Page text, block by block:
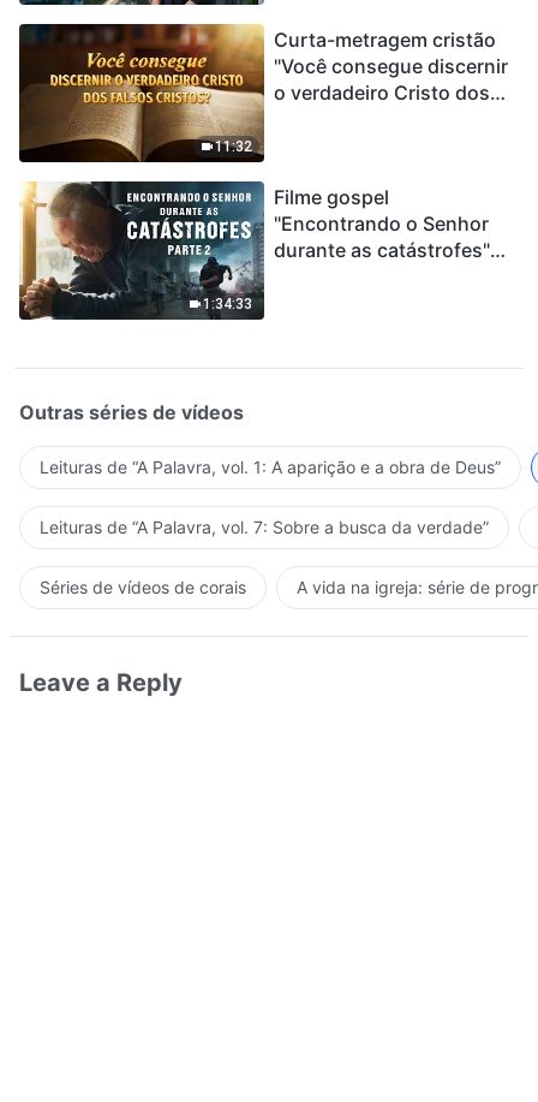
11:32
Curta-metragem cristão
"Você consegue discernir
o verdadeiro Cristo dos
1:34:33
Filme gospel
"Encontrando o Senhor
durante as catástrofes"
encontrou uma maneira
de sobreviver?
Outras séries de vídeos
Leituras de “A Palavra, vol. 1: A aparição e a obra de Deus”
Leituras de “A Palavra, vol. 7: Sobre a busca da verdade”
Séries de vídeos de corais A vida na igreja: série de
Leave a Reply